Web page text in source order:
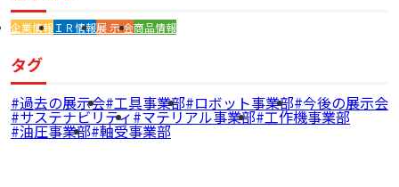
企業情報ＩＲ情報展 示 会商品情報
タグ
過去の展示会 工具事業部 ロボット事業部 今後の展示会
サステナビリティ マテリアル事業部 工作機事業部
油圧事業部 軸受事業部